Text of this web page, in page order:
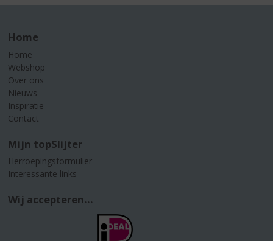
Home
Home
Webshop
Over ons
Nieuws
Inspiratie
Contact
Mijn topSlijter
Herroepingsformulier
Interessante links
Wij accepteren...